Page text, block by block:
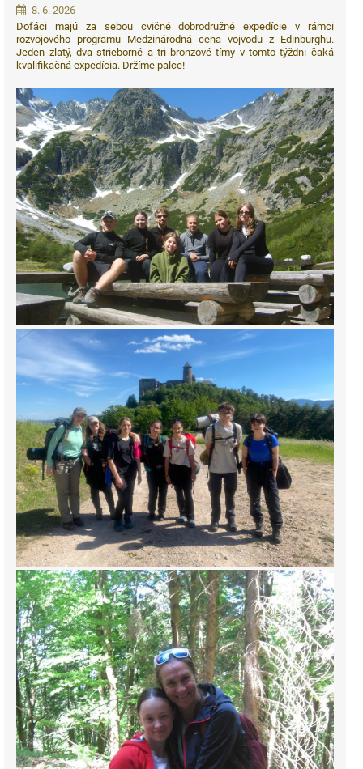
8. 6. 2026
Dofáci majú za sebou cvičné dobrodružné expedície v rámci
rozvojového programu Medzinárodná cena vojvodu z Edinburghu.
Jeden zlatý, dva strieborné a tri bronzové tímy v tomto týždni čaká
kvalifikačná expedícia. Držíme palce!